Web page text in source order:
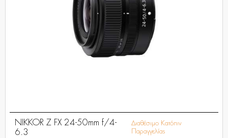
NIKKOR Z FX 24-50mm f/4-
6.3
Διαθέσιμο Κατόπιν
Παραγγελίας